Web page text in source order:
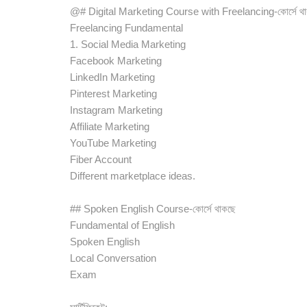
@# Digital Marketing Course with Freelancing-কোর্সে
Freelancing Fundamental
1. Social Media Marketing
Facebook Marketing
LinkedIn Marketing
Pinterest Marketing
Instagram Marketing
Affiliate Marketing
YouTube Marketing
Fiber Account
Different marketplace ideas.
## Spoken English Course-কোর্সে থাকছে
Fundamental of English
Spoken English
Local Conversation
Exam